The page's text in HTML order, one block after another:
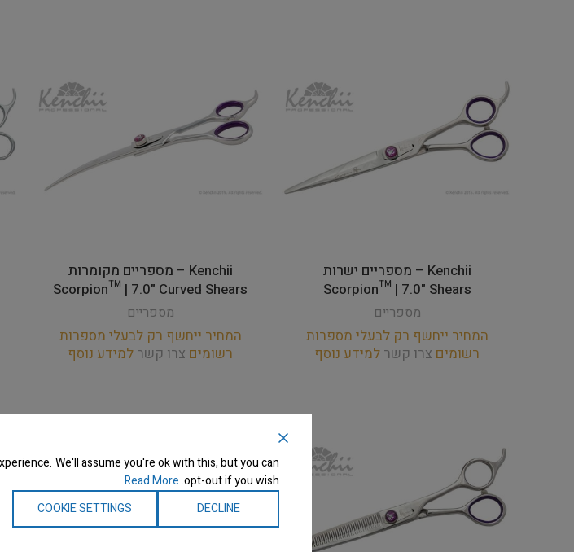
Kenchii – מספריים ישרות
Scorpion™ | 7.0" Shears
מספריים
המחיר ייחשף רק לבעלי מספרות
רשומים צרו קשר למידע נוסף
Kenchii – מספריים מקומרות
Scorpion™ | 7.0" Curved Shears
מספריים
המחיר ייחשף רק לבעלי מספרות
רשומים צרו קשר למידע נוסף
We'll assume you're ok with this, but you can
opt-out if you wish.
Read More
DECLINE
COOKIE SETTINGS